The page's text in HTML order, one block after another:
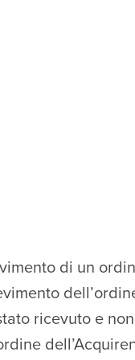
di un
ricevuto e